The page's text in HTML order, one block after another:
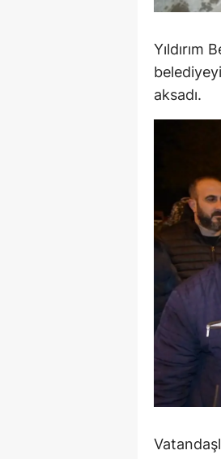
Yıldırım
aksadı.